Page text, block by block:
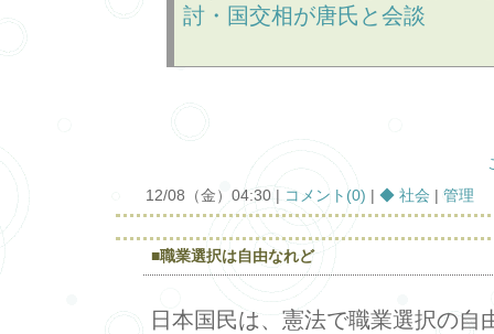
討・国交相が唐氏と会談
12/08（金）04:30 | コメント(0) | ◆ 社会 | 管理
■職業選択は自由なれど
日本国民は、憲法で職業選択の自